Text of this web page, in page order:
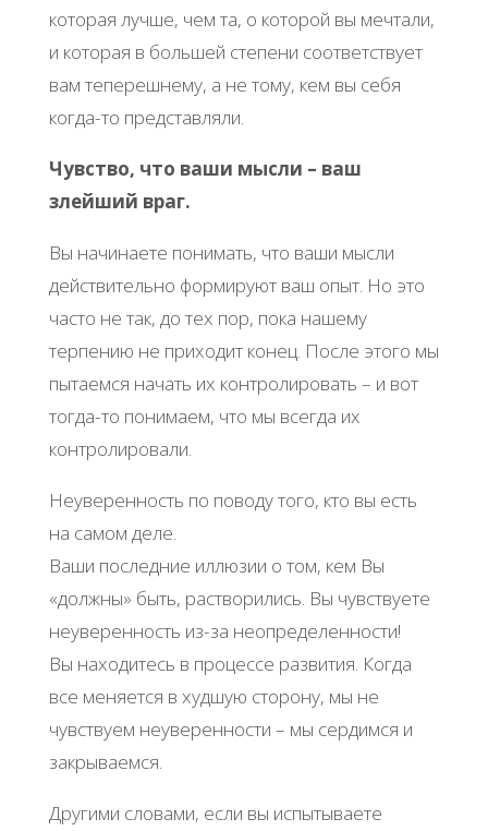
которая лучше, чем та, о которой вы мечтали,
и которая в большей степени соответствует
вам теперешнему, а не тому, кем вы себя
когда-то представляли.
Чувство, что ваши мысли – ваш
злейший враг.
Вы начинаете понимать, что ваши мысли
действительно формируют ваш опыт. Но это
часто не так, до тех пор, пока нашему
терпению не приходит конец. После этого мы
пытаемся начать их контролировать – и вот
тогда-то понимаем, что мы всегда их
контролировали.
Неуверенность по поводу того, кто вы есть
на самом деле.
Ваши последние иллюзии о том, кем Вы
«должны» быть, растворились. Вы чувствуете
неуверенность из-за неопределенности!
Вы находитесь в процессе развития. Когда
все меняется в худшую сторону, мы не
чувствуем неуверенности – мы сердимся и
закрываемся.
Другими словами, если вы испытываете